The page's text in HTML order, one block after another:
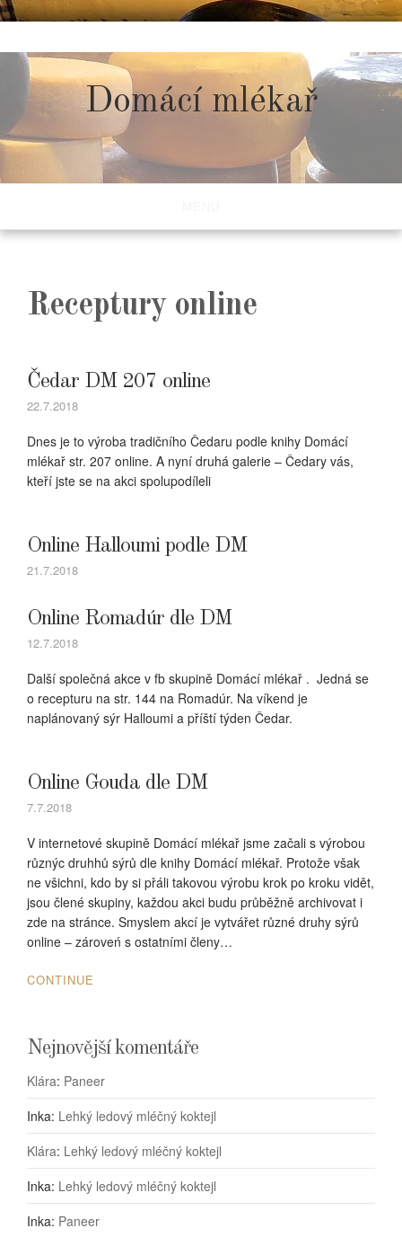
to
content
Domácí mlékař
Receptury online
Čedar DM 207 online
22.7.2018
Dnes je to výroba tradičního Čedaru podle knihy Domácí
mlékař str. 207 online. A nyní druhá galerie – Čedary vás,
kteří jste se na akci spolupodíleli
Online Halloumi podle DM
21.7.2018
Online Romadúr dle DM
12.7.2018
Další společná akce v fb skupině Domácí mlékař . Jedná se
o recepturu na str. 144 na Romadúr. Na víkend je
naplánovaný sýr Halloumi a příští týden Čedar.
Online Gouda dle DM
7.7.2018
V internetové skupině Domácí mlékař jsme začali s výrobou
různýc druhhů sýrů dle knihy Domácí mlékař. Protože však
ne všichni, kdo by si přáli takovou výrobu krok po kroku vidět,
jsou člené skupiny, každou akci budu průběžně archivovat i
zde na stránce. Smyslem akcí je vytvářet různé druhy sýrů
online – zároveń s ostatními členy…
CONTINUE
Nejnovější komentáře
Klára: Paneer
Inka: Lehký ledový mléčný koktejl
Klára: Lehký ledový mléčný koktejl
Inka: Lehký ledový mléčný koktejl
Inka: Paneer